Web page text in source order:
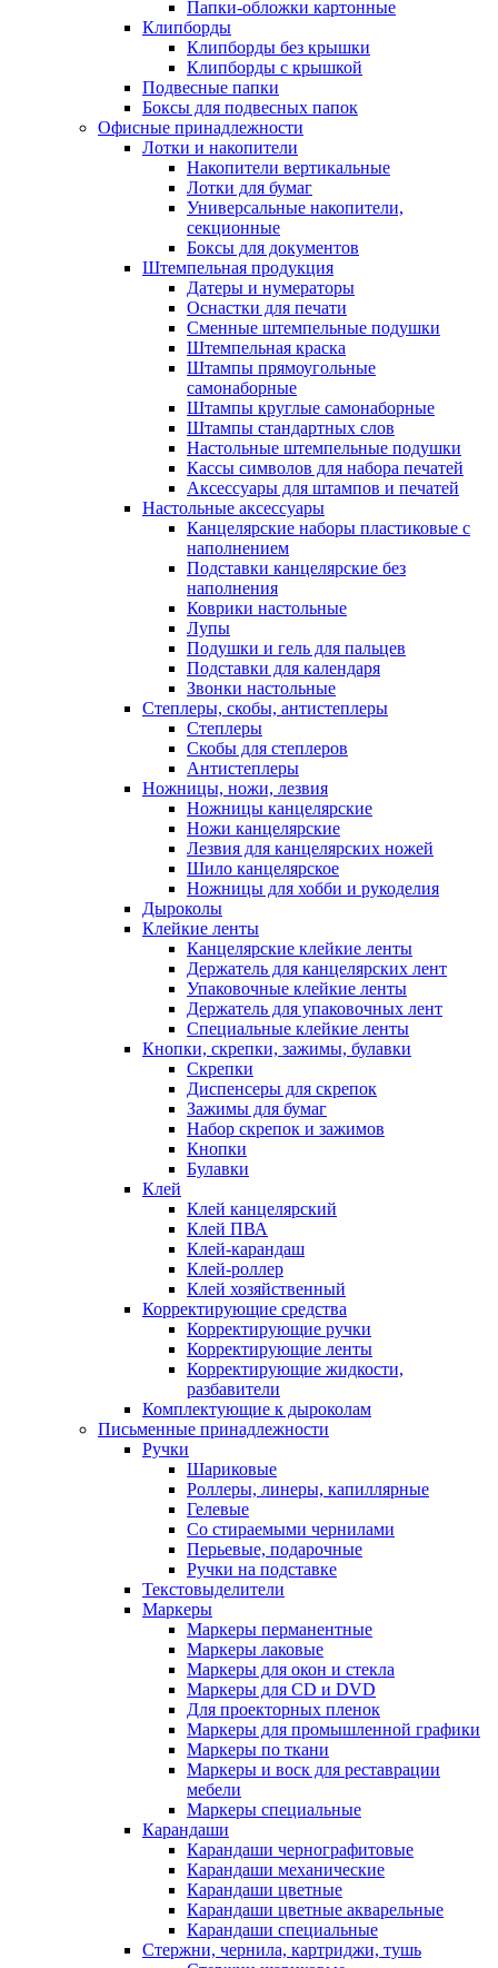
Папки-обложки картонные
Клипборды
Клипборды без крышки
Клипборды с крышкой
Подвесные папки
Боксы для подвесных папок
Офисные принадлежности
Лотки и накопители
Накопители вертикальные
Лотки для бумаг
Универсальные накопители,
секционные
Боксы для документов
Штемпельная продукция
Датеры и нумераторы
Оснастки для печати
Сменные штемпельные подушки
Штемпельная краска
Штампы прямоугольные
самонаборные
Штампы круглые самонаборные
Штампы стандартных слов
Настольные штемпельные подушки
Кассы символов для набора печатей
Аксессуары для штампов и печатей
Настольные аксессуары
Канцелярские наборы пластиковые с
наполнением
Подставки канцелярские без
наполнения
Коврики настольные
Лупы
Подушки и гель для пальцев
Подставки для календаря
Звонки настольные
Степлеры, скобы, антистеплеры
Степлеры
Скобы для степлеров
Антистеплеры
Ножницы, ножи, лезвия
Ножницы канцелярские
Ножи канцелярские
Лезвия для канцелярских ножей
Шило канцелярское
Ножницы для хобби и рукоделия
Дыроколы
Клейкие ленты
Канцелярские клейкие ленты
Держатель для канцелярских лент
Упаковочные клейкие ленты
Держатель для упаковочных лент
Специальные клейкие ленты
Кнопки, скрепки, зажимы, булавки
Скрепки
Диспенсеры для скрепок
Зажимы для бумаг
Набор скрепок и зажимов
Кнопки
Булавки
Клей
Клей канцелярский
Клей ПВА
Клей-карандаш
Клей-роллер
Клей хозяйственный
Корректирующие средства
Корректирующие ручки
Корректирующие ленты
Корректирующие жидкости,
разбавители
Комплектующие к дыроколам
Письменные принадлежности
Ручки
Шариковые
Роллеры, линеры, капиллярные
Гелевые
Со стираемыми чернилами
Перьевые, подарочные
Ручки на подставке
Текстовыделители
Маркеры
Маркеры перманентные
Маркеры лаковые
Маркеры для окон и стекла
Маркеры для CD и DVD
Для проекторных пленок
Маркеры для промышленной графики
Маркеры по ткани
Маркеры и воск для реставрации
мебели
Маркеры специальные
Карандаши
Карандаши чернографитовые
Карандаши механические
Карандаши цветные
Карандаши цветные акварельные
Карандаши специальные
Стержни, чернила, картриджи, тушь